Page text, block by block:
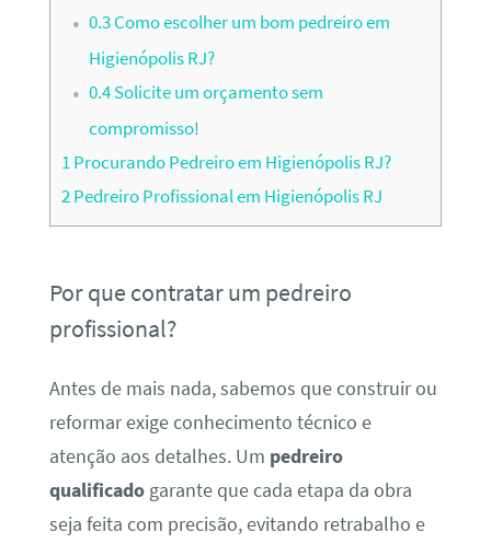
0.3Como escolher um bom pedreiro em
Higienópolis RJ?
0.4Solicite um orçamento sem
compromisso!
1Procurando Pedreiro em Higienópolis RJ?
2Pedreiro Profissional em Higienópolis RJ
Por que contratar um pedreiro
profissional?
Antes de mais nada, sabemos que construir ou
reformar exige conhecimento técnico e
atenção aos detalhes. Um pedreiro
qualificadogarante que cada etapa da obra
seja feita com precisão, evitando retrabalho e